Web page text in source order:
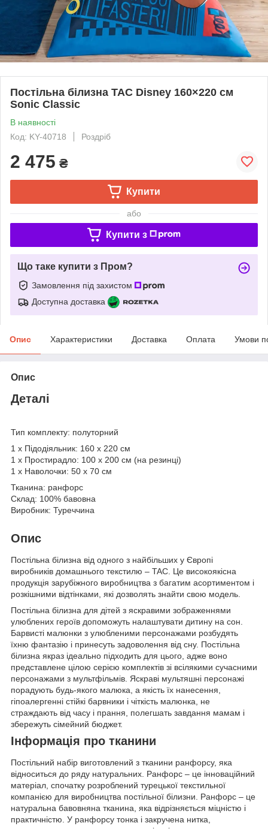
Постільна білизна TAC Disney 160×220 см
Sonic Classic
В наявності
Код: KY-40718
Роздріб
2 475 ₴
Купити
або
Купити з
Що таке купити з Пром?
Замовлення під захистом
Доступна доставка
Опис Характеристики Доставка Оплата Умови
Опис
Деталі
Тип комплекту: полуторний
1 х Підодіяльник: 160 х 220 см
1 х Простирадло: 100 х 200 см (на резинці)
1 х Наволочки: 50 х 70 см
Тканина: ранфорс
Склад: 100% бавовна
Виробник: Туреччина
Опис
Постільна білизна від одного з найбільших у Європі
виробників домашнього текстилю – TAC. Це високоякісна
продукція зарубіжного виробництва з багатим асортиментом і
розкішними відтінками, які дозволять знайти свою модель.
Постільна білизна для дітей з яскравими зображеннями
улюблених героїв допоможуть налаштувати дитину на сон.
Барвисті малюнки з улюбленими персонажами розбудять
їхню фантазію і принесуть задоволення від сну. Постільна
білизна якраз ідеально підходить для цього, адже воно
представлене цілою серією комплектів зі всілякими сучасними
персонажами з мультфільмів. Яскраві мультяшні персонажі
порадують будь-якого малюка, а якість їх нанесення,
гіпоалергенні стійкі барвники і чіткість малюнка, не
страждають від часу і прання, полегшать завдання мамам і
збережуть сімейний бюджет.
Інформація про тканини
Постільний набір виготовлений з тканини ранфорсу, яка
відноситься до ряду натуральних. Ранфорс – це інноваційний
матеріал, спочатку розроблений турецької текстильної
компанією для виробництва постільної білизни. Ранфорс – це
натуральна бавовняна тканина, яка відрізняється міцністю і
практичністю. У ранфорсу тонка і закручена нитка,